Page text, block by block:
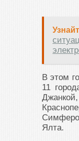
В этом
11
Ялта.